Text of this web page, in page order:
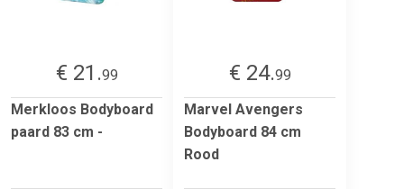
€ 21.99
Merkloos Bodyboard
paard 83 cm -
€ 24.99
Marvel Avengers
Bodyboard 84 cm
Rood